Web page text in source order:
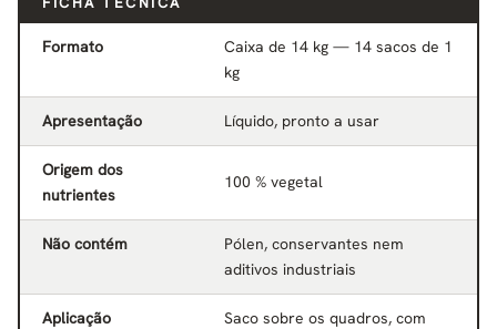
Formato
Caixa de 14 kg — 14 sacos de 1
kg
Apresentação Líquido, pronto a usar
Origem dos
nutrientes
100 % vegetal
Não contém
Pólen, conservantes nem
aditivos industriais
Aplicação
Saco sobre os quadros, com